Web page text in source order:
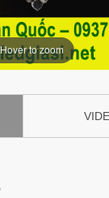
Hover to zoom